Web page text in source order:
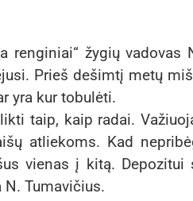
renginiai“ žygių vadovas
Prieš dešimtį metų
yra kur tobulėti.
taip, kaip radai.
atliekoms. Kad
vienas į kitą.
Tumavičius.